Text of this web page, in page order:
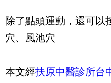
除了點頭運動，還可以
穴、風池穴
本文經扶原中醫診所台